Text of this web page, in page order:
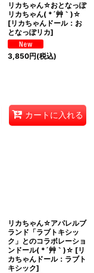
リカちゃん☆おとなっぽ
リカちゃん( *´艸｀)☆
[リカちゃんドール：お
となっぽリカ]
3,850円(税込)
カートに入れる
リカちゃん☆アパレルブ
ランド「ラブトキシッ
ク」とのコラボレーショ
ンドール( *´艸｀)☆ [リ
カちゃんドール：ラブト
キシック]